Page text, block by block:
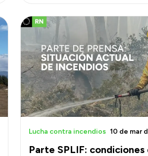
Parte SPLIF:
Lucha contra incendios 10 de mar